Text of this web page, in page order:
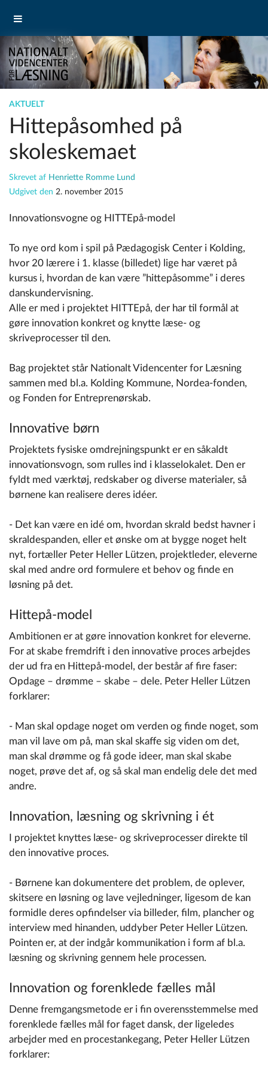
AKTUELT
Hittepåsomhed på
skoleskemaet
Skrevet af Henriette Romme Lund
Udgivet den 2. november 2015
Innovationsvogne og HITTEpå-model
To nye ord kom i spil på Pædagogisk Center i Kolding,
hvor 20 lærere i 1. klasse (billedet) lige har været på
kursus i, hvordan de kan være ”hittepåsomme” i deres
danskundervisning.
Alle er med i projektet HITTEpå, der har til formål at
gøre innovation konkret og knytte læse- og
skriveprocesser til den.
Bag projektet står Nationalt Videncenter for Læsning
sammen med bl.a. Kolding Kommune, Nordea-fonden,
og Fonden for Entreprenørskab.
Innovative børn
Projektets fysiske omdrejningspunkt er en såkaldt
innovationsvogn, som rulles ind i klasselokalet. Den er
fyldt med værktøj, redskaber og diverse materialer, så
børnene kan realisere deres idéer.
- Det kan være en idé om, hvordan skrald bedst havner i
skraldespanden, eller et ønske om at bygge noget helt
nyt, fortæller Peter Heller Lützen, projektleder, eleverne
skal med andre ord formulere et behov og finde en
løsning på det.
Hittepå-model
Ambitionen er at gøre innovation konkret for eleverne.
For at skabe fremdrift i den innovative proces arbejdes
der ud fra en Hittepå-model, der består af fire faser:
Opdage – drømme – skabe – dele. Peter Heller Lützen
forklarer:
- Man skal opdage noget om verden og finde noget, som
man vil lave om på, man skal skaffe sig viden om det,
man skal drømme og få gode ideer, man skal skabe
noget, prøve det af, og så skal man endelig dele det med
andre.
Innovation, læsning og skrivning i ét
I projektet knyttes læse- og skriveprocesser direkte til
den innovative proces.
- Børnene kan dokumentere det problem, de oplever,
skitsere en løsning og lave vejledninger, ligesom de kan
formidle deres opfindelser via billeder, film, plancher og
interview med hinanden, uddyber Peter Heller Lützen.
Pointen er, at der indgår kommunikation i form af bl.a.
læsning og skrivning gennem hele processen.
Innovation og forenklede fælles mål
Denne fremgangsmetode er i fin overensstemmelse med
forenklede fælles mål for faget dansk, der ligeledes
arbejder med en procestankegang, Peter Heller Lützen
forklarer: